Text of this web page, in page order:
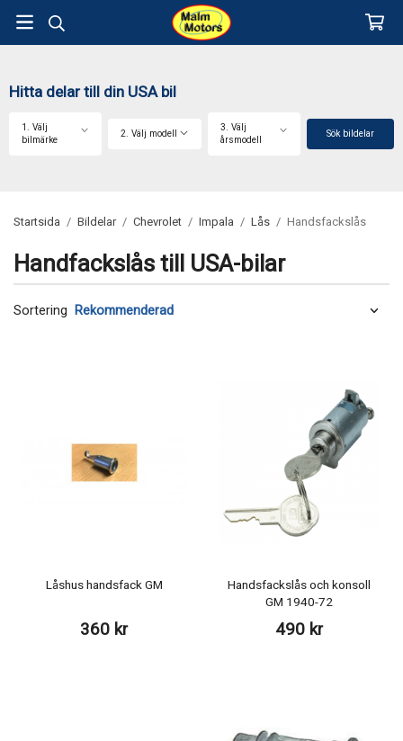
Hitta delar till din USA bil
1. Välj
bilmärke
2. Välj modell
3. Välj
årsmodell
Sök bildelar
Startsida / Bildelar / Chevrolet / Impala / Lås / Handsfackslås
Handfackslås till USA-bilar
Sortering
Låshus handsfack GM
360 kr
Handsfackslås och konsoll
GM 1940-72
490 kr